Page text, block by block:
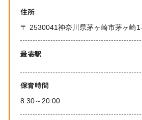
住所
〒 2530041神奈川県茅ヶ崎市茅ヶ崎
最寄駅
保育時間
8:30～20:00